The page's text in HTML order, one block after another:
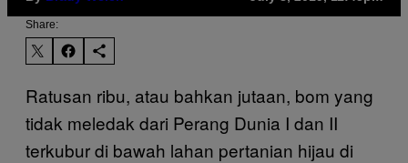
Share:
Ratusan ribu, atau bahkan jutaan, bom yang
tidak meledak dari Perang Dunia I dan II
terkubur di bawah lahan pertanian hijau di